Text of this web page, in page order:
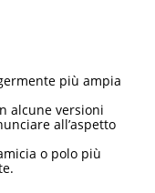
più ampia
alcune versioni
all’aspetto
o polo più